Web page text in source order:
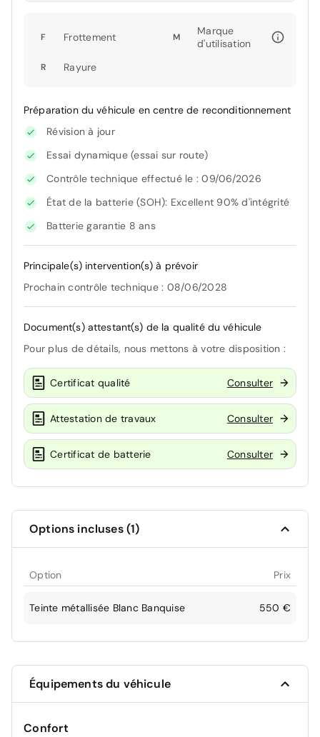
F Frottement M
Marque
d'utilisation
R Rayure
Préparation du véhicule en centre de reconditionnement
Révision à jour
Essai dynamique (essai sur route)
Contrôle technique effectué le : 09/06/2026
État de la batterie (SOH): Excellent 90% d'intégrité
Batterie garantie 8 ans
Principale(s) intervention(s) à prévoir
Prochain contrôle technique : 08/06/2028
Document(s) attestant(s) de la qualité du véhicule
Pour plus de détails, nous mettons à votre disposition :
Certificat qualité Consulter
Attestation de travaux Consulter
Certificat de batterie Consulter
Options incluses (1)
Option Prix
Teinte métallisée Blanc Banquise 550 €
Équipements du véhicule
Confort